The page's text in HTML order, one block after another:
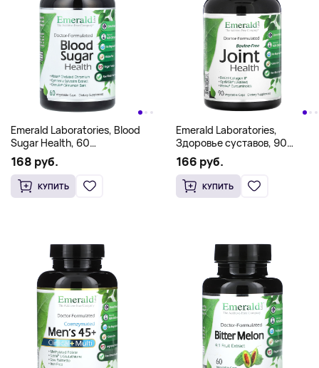
Emerald Laboratories, Blood
Sugar Health, 60
растительных капсул
168 руб.
КУПИТЬ
Emerald Laboratories,
Здоровье суставов, 90
растительных капсул
166 руб.
КУПИТЬ